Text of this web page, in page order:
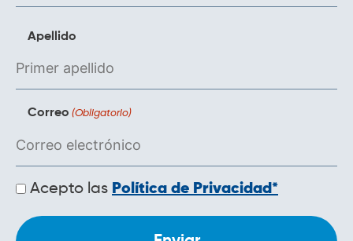
Apellido
Correo (Obligatorio)
Políticas
de
Acepto las Política de Privacidad*